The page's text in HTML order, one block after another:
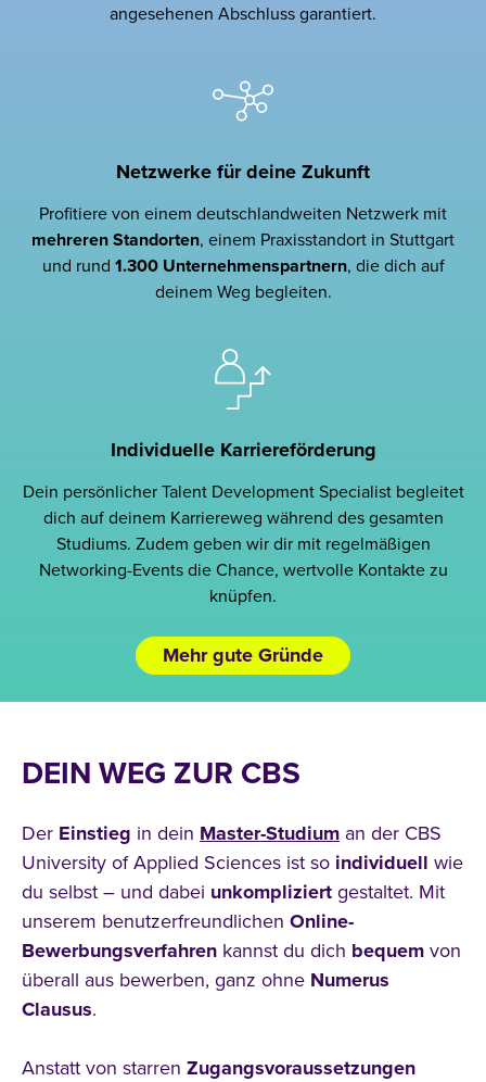
angesehenen Abschluss garantiert.
Netzwerke für deine Zukunft
Profitiere von einem deutschlandweiten Netzwerk mit
mehreren Standorten, einem Praxisstandort in Stuttgart
und rund 1.300 Unternehmenspartnern, die dich auf
deinem Weg begleiten.
Individuelle Karriereförderung
Dein persönlicher Talent Development Specialist begleitet
dich auf deinem Karriereweg während des gesamten
Studiums. Zudem geben wir dir mit regelmäßigen
Networking-Events die Chance, wertvolle Kontakte zu
knüpfen.
Mehr gute Gründe
DEIN WEG ZUR CBS
Der Einstieg in dein Master-Studium an der CBS
University of Applied Sciences ist so individuell wie
du selbst – und dabei unkompliziert gestaltet. Mit
unserem benutzerfreundlichen Online-
Bewerbungsverfahren kannst du dich bequem von
überall aus bewerben, ganz ohne Numerus
Clausus.
Anstatt von starren Zugangsvoraussetzungen